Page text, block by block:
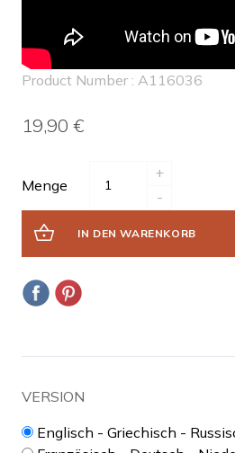
Product Number : A116036
19,90 €
Menge
+
-
IN DEN WARENKORB
VERSION
Englisch - Griechisch -